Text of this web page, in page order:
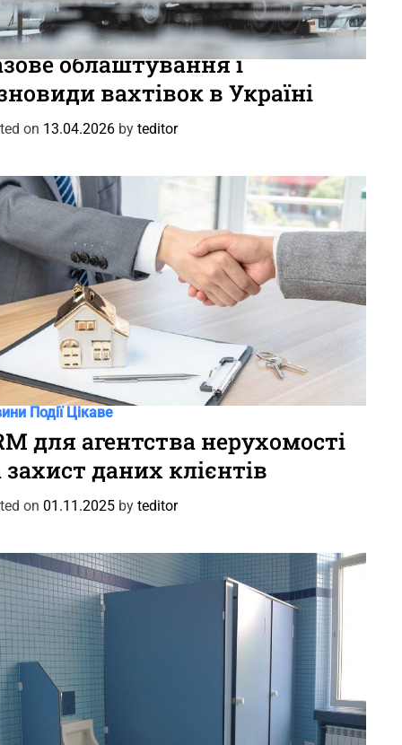
Цікаве
облаштування і
вахтівок в Україні
on 13.04.2026 by teditor
Події Цікаве
для агентства нерухомості
захист даних клієнтів
on 01.11.2025 by teditor